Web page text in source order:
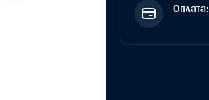
Оплата: